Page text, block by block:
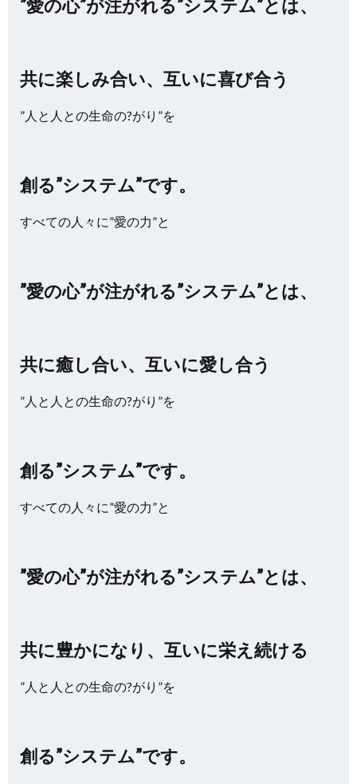
”愛の心”が注がれる”システム”とは、
共に楽しみ合い、互いに喜び合う
”人と人との生命の?がり”を
創る”システム”です。
すべての人々に”愛の力”と
”愛の心”が注がれる”システム”とは、
共に癒し合い、互いに愛し合う
”人と人との生命の?がり”を
創る”システム”です。
すべての人々に”愛の力”と
”愛の心”が注がれる”システム”とは、
共に豊かになり、互いに栄え続ける
”人と人との生命の?がり”を
創る”システム”です。